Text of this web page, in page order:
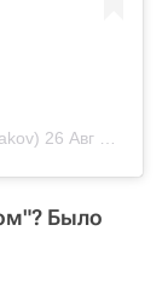
26 Авг 2020 в 10:16 PDT
Было